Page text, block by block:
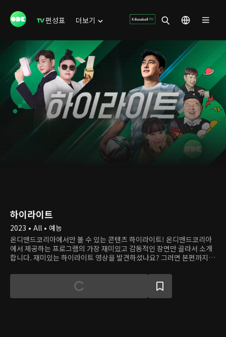
편성표 더보기
하이라이트
2023 • All • 예능
온디맨드코리아에서만 볼 수 있는 콘텐츠 하이라이트! 온디맨드코리아
에서 제공하는 프로그램의 가장 재미있고 감동적인 장면만 골라서 소개
합니다. 재미있는 하이라이트 영상을 발견하셨나요? 그러면 본편까지